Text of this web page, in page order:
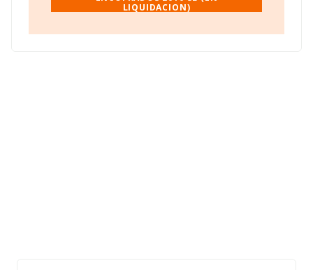
empresas pertenecientes al sector, la facturación en el
LIQUIDACION)